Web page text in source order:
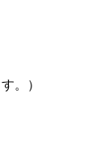
。）